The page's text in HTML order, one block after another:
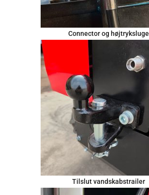
Connector og højtryksluge
Tilslut vandskabstrailer